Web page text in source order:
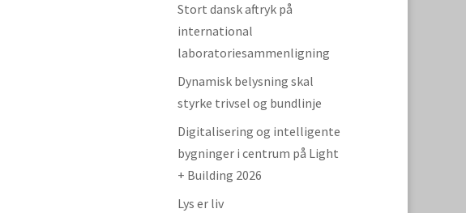
Stort dansk aftryk på
international
laboratoriesammenligning
Dynamisk belysning skal
styrke trivsel og bundlinje
Digitalisering og intelligente
bygninger i centrum på Light
+ Building 2026
Lys er liv